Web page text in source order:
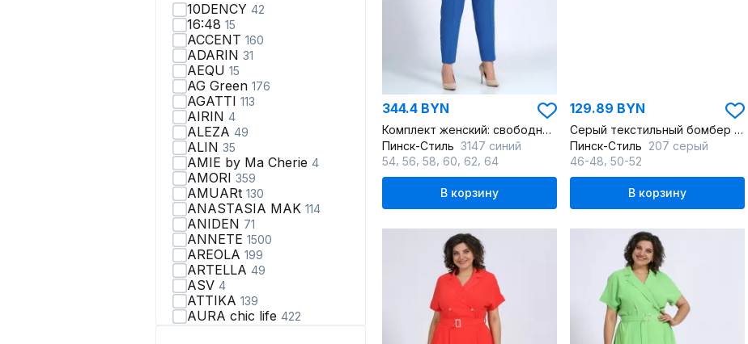
10DENCY 42
16:48 15
ACCENT 160
ADARIN 31
AEQU 15
AG Green 176
AGATTI 113
AIRIN 4
ALEZA 49
ALIN 35
AMIE by Ma Сherie 4
AMORI 359
AMUARt 130
ANASTASIA MAK 114
ANIDEN 71
ANNETE 1500
AREOLA 199
ARTELLA 49
ASV 4
ATTIKA 139
AURA chic life 422
344.4 BYN
Комплект женский: свободный жакет, брюки и блузка для делового образа
Пинск-Стиль 3147 синий
54 56 58 60 62 64
В корзину
129.89 BYN
Серый текстильный бомбер с заклепками и свободным силуэтом
Пинск-Стиль 207 серый
46-48 50-52
В корзину